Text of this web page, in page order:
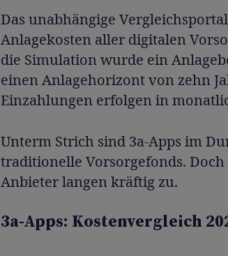
Das unabhängige
Anlagekosten aller digitalen
die Simulation wurde ein
einen Anlagehorizont von zehn
Einzahlungen erfolgen in
Unterm Strich sind 3a-Apps im
traditionelle Vorsorgefonds.
Anbieter langen kräftig zu.
3a-Apps: Kostenvergleich